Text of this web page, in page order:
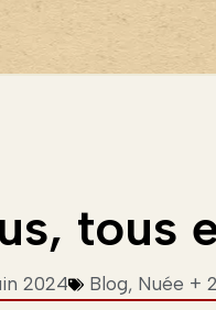
tous
2024 Blog, Nuée +